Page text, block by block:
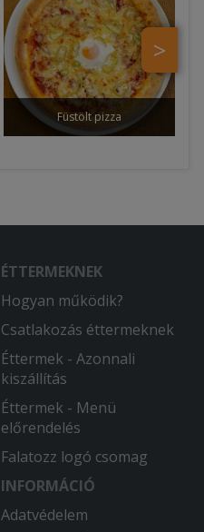
>
Füstölt pizza
ÉTTERMEKNEK
Hogyan működik?
Csatlakozás éttermeknek
Éttermek - Azonnali
kiszállítás
Éttermek - Menü
előrendelés
Falatozz logó csomag
INFORMÁCIÓ
Adatvédelem